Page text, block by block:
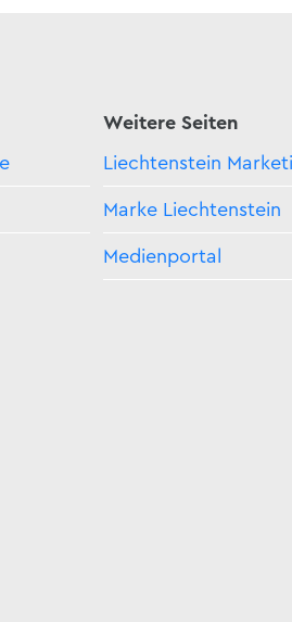
Weitere Seiten
Liechtenstein
Marke Liechtenstein
Medienportal